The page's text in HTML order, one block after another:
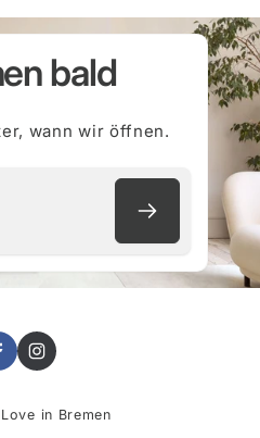
bald
wann wir öffnen.
Instagram
in Bremen